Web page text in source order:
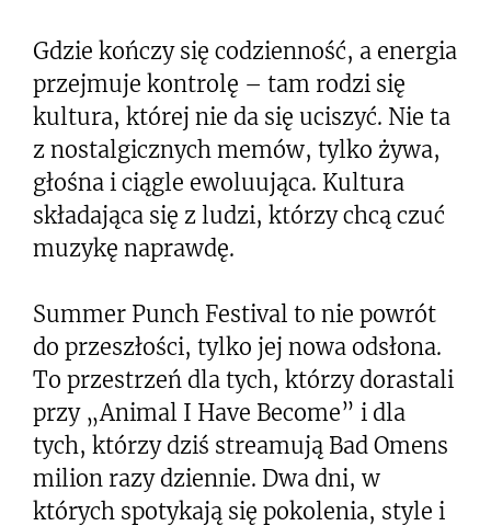
Gdzie kończy się codzienność, a energia
przejmuje kontrolę – tam rodzi się
kultura, której nie da się uciszyć. Nie ta
z nostalgicznych memów, tylko żywa,
głośna i ciągle ewoluująca. Kultura
składająca się z ludzi, którzy chcą czuć
muzykę naprawdę.
Summer Punch Festival to nie powrót
do przeszłości, tylko jej nowa odsłona.
To przestrzeń dla tych, którzy dorastali
przy „Animal I Have Become” i dla
tych, którzy dziś streamują Bad Omens
milion razy dziennie. Dwa dni, w
których spotykają się pokolenia, style i